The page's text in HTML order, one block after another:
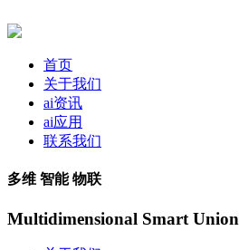
首页
关于我们
ai资讯
ai应用
联系我们
多维 智能 物联
Multidimensional Smart Union